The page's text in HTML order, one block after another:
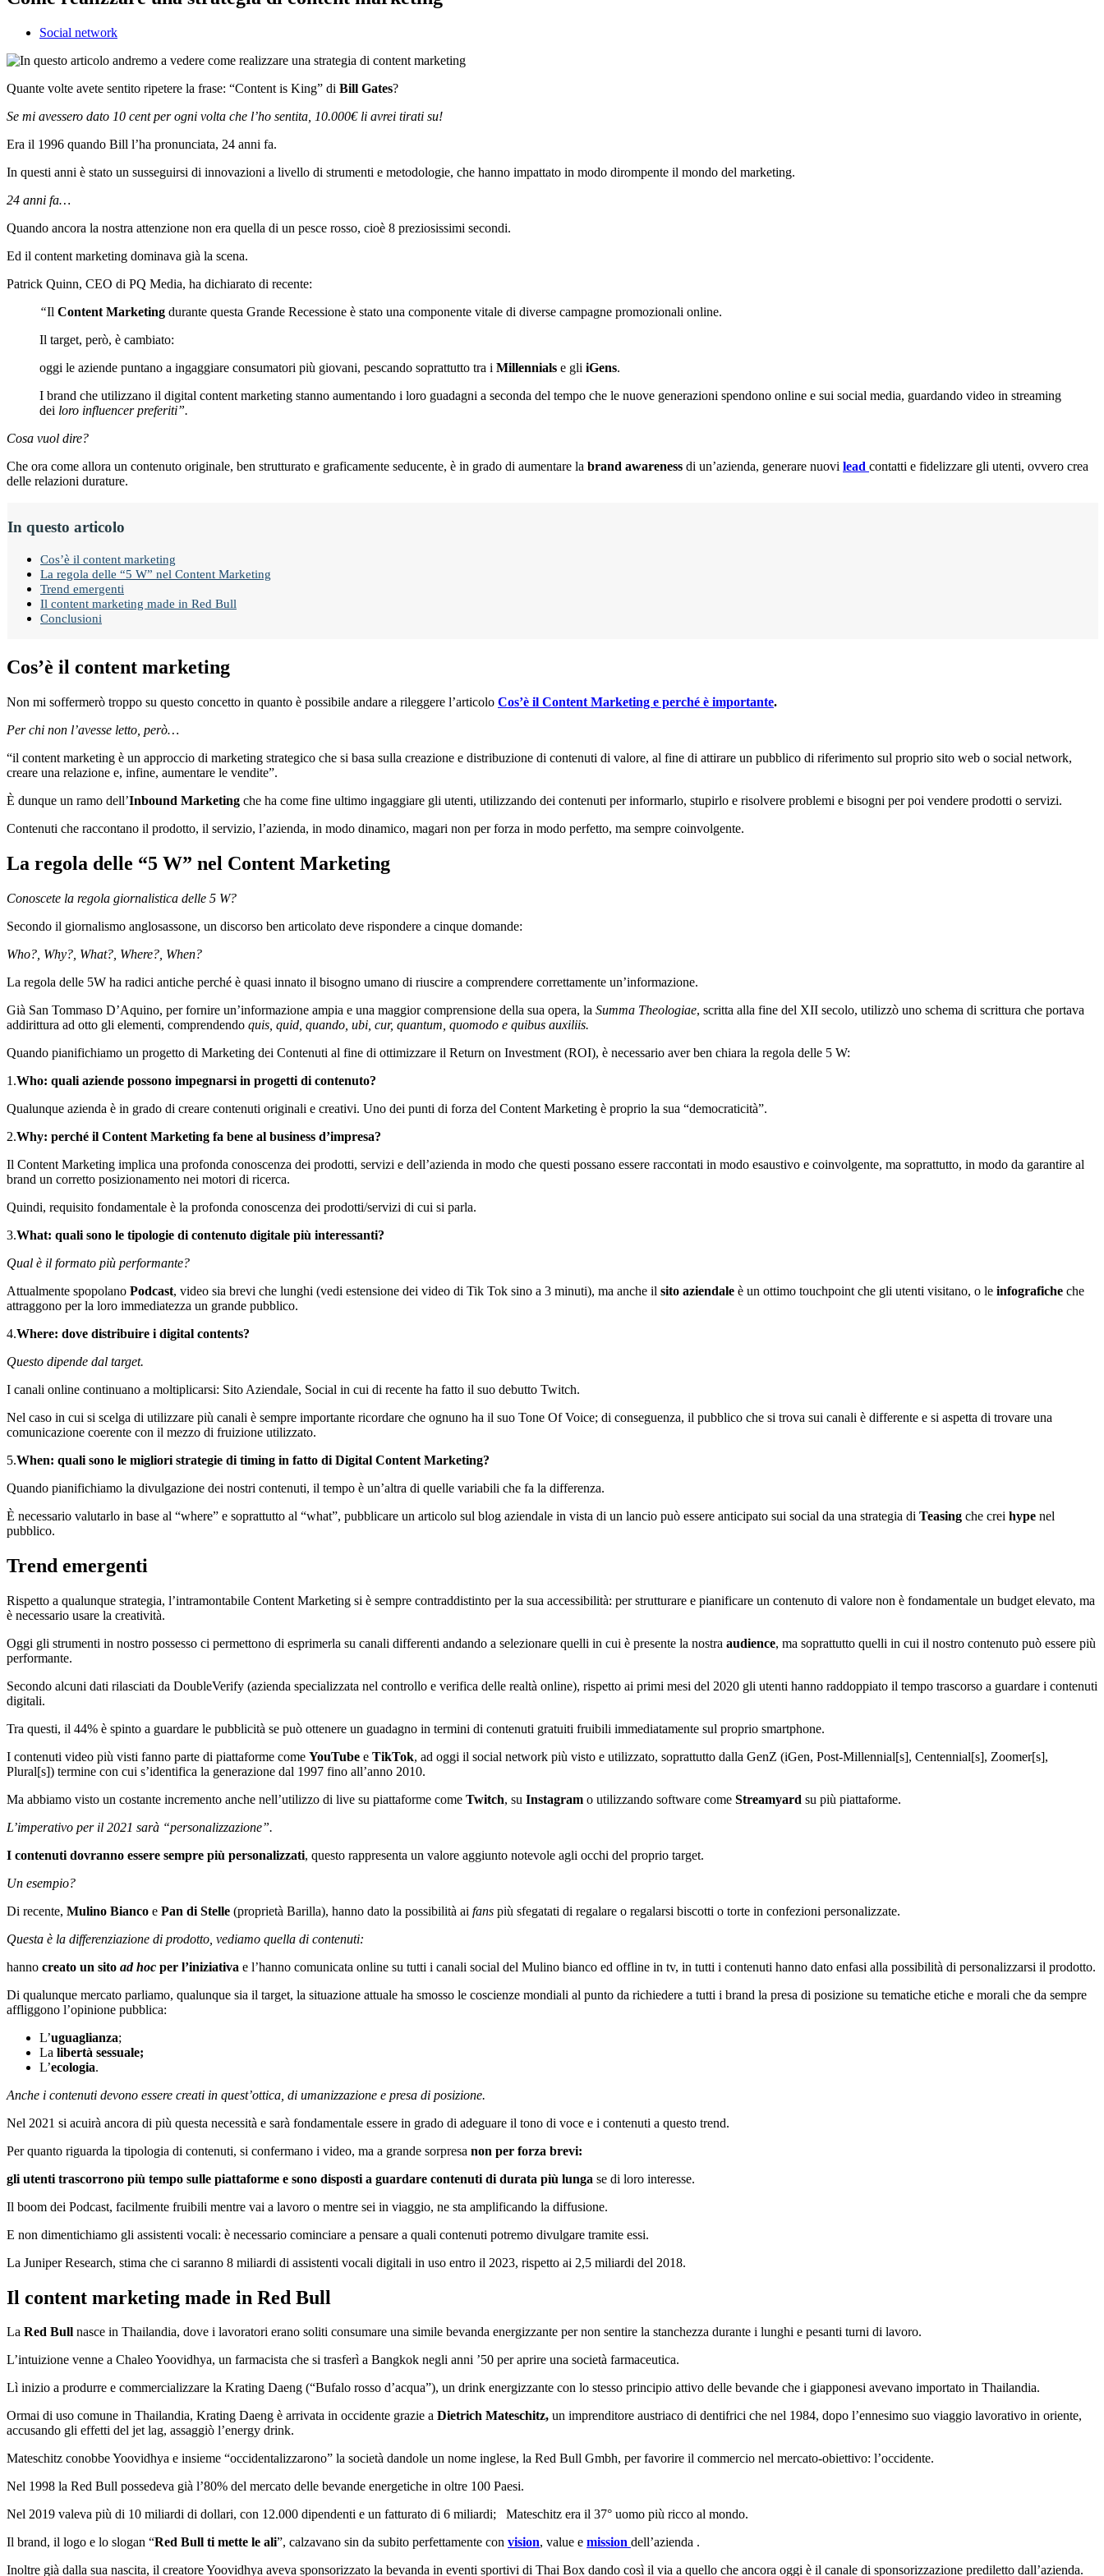
Social network
Quante volte avete sentito ripetere la frase: “Content is King” di Bill Gates?
Se mi avessero dato 10 cent per ogni volta che l’ho sentita, 10.000€ li avrei tirati su!
Era il 1996 quando Bill l’ha pronunciata, 24 anni fa.
In questi anni è stato un susseguirsi di innovazioni a livello di strumenti e metodologie, che hanno impattato in modo dirompente il mondo del marketing.
24 anni fa…
Quando ancora la nostra attenzione non era quella di un pesce rosso, cioè 8 preziosissimi secondi.
Ed il content marketing dominava già la scena.
Patrick Quinn, CEO di PQ Media, ha dichiarato di recente:
“Il Content Marketing durante questa Grande Recessione è stato una componente vitale di diverse campagne promozionali online.
Il target, però, è cambiato:
oggi le aziende puntano a ingaggiare consumatori più giovani, pescando soprattutto tra i Millennials e gli iGens.
I brand che utilizzano il digital content marketing stanno aumentando i loro guadagni a seconda del tempo che le nuove generazioni spendono online e sui social media, guardando video in streaming
dei loro influencer preferiti”.
Cosa vuol dire?
Che ora come allora un contenuto originale, ben strutturato e graficamente seducente, è in grado di aumentare la brand awareness di un’azienda, generare nuovi lead contatti e fidelizzare gli utenti, ovvero crea
delle relazioni durature.
In questo articolo
Cos’è il content marketing
La regola delle “5 W” nel Content Marketing
Trend emergenti
Il content marketing made in Red Bull
Conclusioni
Cos’è il content marketing
Non mi soffermerò troppo su questo concetto in quanto è possibile andare a rileggere l’articolo Cos’è il Content Marketing e perché è importante.
Per chi non l’avesse letto, però…
“il content marketing è un approccio di marketing strategico che si basa sulla creazione e distribuzione di contenuti di valore, al fine di attirare un pubblico di riferimento sul proprio sito web o social network,
creare una relazione e, infine, aumentare le vendite”.
È dunque un ramo dell’Inbound Marketing che ha come fine ultimo ingaggiare gli utenti, utilizzando dei contenuti per informarlo, stupirlo e risolvere problemi e bisogni per poi vendere prodotti o servizi.
Contenuti che raccontano il prodotto, il servizio, l’azienda, in modo dinamico, magari non per forza in modo perfetto, ma sempre coinvolgente.
La regola delle “5 W” nel Content Marketing
Conoscete la regola giornalistica delle 5 W?
Secondo il giornalismo anglosassone, un discorso ben articolato deve rispondere a cinque domande:
Who?, Why?, What?, Where?, When?
La regola delle 5W ha radici antiche perché è quasi innato il bisogno umano di riuscire a comprendere correttamente un’informazione.
Già San Tommaso D’Aquino, per fornire un’informazione ampia e una maggior comprensione della sua opera, la Summa Theologiae, scritta alla fine del XII secolo, utilizzò uno schema di scrittura che portava
addirittura ad otto gli elementi, comprendendo quis, quid, quando, ubi, cur, quantum, quomodo e quibus auxiliis.
Quando pianifichiamo un progetto di Marketing dei Contenuti al fine di ottimizzare il Return on Investment (ROI), è necessario aver ben chiara la regola delle 5 W:
1.Who: quali aziende possono impegnarsi in progetti di contenuto?
Qualunque azienda è in grado di creare contenuti originali e creativi. Uno dei punti di forza del Content Marketing è proprio la sua “democraticità”.
2.Why: perché il Content Marketing fa bene al business d’impresa?
Il Content Marketing implica una profonda conoscenza dei prodotti, servizi e dell’azienda in modo che questi possano essere raccontati in modo esaustivo e coinvolgente, ma soprattutto, in modo da garantire al
brand un corretto posizionamento nei motori di ricerca.
Quindi, requisito fondamentale è la profonda conoscenza dei prodotti/servizi di cui si parla.
3.What: quali sono le tipologie di contenuto digitale più interessanti?
Qual è il formato più performante?
Attualmente spopolano Podcast, video sia brevi che lunghi (vedi estensione dei video di Tik Tok sino a 3 minuti), ma anche il sito aziendale è un ottimo touchpoint che gli utenti visitano, o le infografiche che
attraggono per la loro immediatezza un grande pubblico.
4.Where: dove distribuire i digital contents?
Questo dipende dal target.
I canali online continuano a moltiplicarsi: Sito Aziendale, Social in cui di recente ha fatto il suo debutto Twitch.
Nel caso in cui si scelga di utilizzare più canali è sempre importante ricordare che ognuno ha il suo Tone Of Voice; di conseguenza, il pubblico che si trova sui canali è differente e si aspetta di trovare una
comunicazione coerente con il mezzo di fruizione utilizzato.
5.When: quali sono le migliori strategie di timing in fatto di Digital Content Marketing?
Quando pianifichiamo la divulgazione dei nostri contenuti, il tempo è un’altra di quelle variabili che fa la differenza.
È necessario valutarlo in base al “where” e soprattutto al “what”, pubblicare un articolo sul blog aziendale in vista di un lancio può essere anticipato sui social da una strategia di Teasing che crei hype nel
pubblico.
Trend emergenti
Rispetto a qualunque strategia, l’intramontabile Content Marketing si è sempre contraddistinto per la sua accessibilità: per strutturare e pianificare un contenuto di valore non è fondamentale un budget elevato, ma
è necessario usare la creatività.
Oggi gli strumenti in nostro possesso ci permettono di esprimerla su canali differenti andando a selezionare quelli in cui è presente la nostra audience, ma soprattutto quelli in cui il nostro contenuto può essere più
performante.
Secondo alcuni dati rilasciati da DoubleVerify (azienda specializzata nel controllo e verifica delle realtà online), rispetto ai primi mesi del 2020 gli utenti hanno raddoppiato il tempo trascorso a guardare i contenuti
digitali.
Tra questi, il 44% è spinto a guardare le pubblicità se può ottenere un guadagno in termini di contenuti gratuiti fruibili immediatamente sul proprio smartphone.
I contenuti video più visti fanno parte di piattaforme come YouTube e TikTok, ad oggi il social network più visto e utilizzato, soprattutto dalla GenZ (iGen, Post-Millennial[s], Centennial[s], Zoomer[s],
Plural[s]) termine con cui s’identifica la generazione dal 1997 fino all’anno 2010.
Ma abbiamo visto un costante incremento anche nell’utilizzo di live su piattaforme come Twitch, su Instagram o utilizzando software come Streamyard su più piattaforme.
L’imperativo per il 2021 sarà “personalizzazione”.
I contenuti dovranno essere sempre più personalizzati, questo rappresenta un valore aggiunto notevole agli occhi del proprio target.
Un esempio?
Di recente, Mulino Bianco e Pan di Stelle (proprietà Barilla), hanno dato la possibilità ai fans più sfegatati di regalare o regalarsi biscotti o torte in confezioni personalizzate.
Questa è la differenziazione di prodotto, vediamo quella di contenuti:
hanno creato un sito ad hoc per l’iniziativa e l’hanno comunicata online su tutti i canali social del Mulino bianco ed offline in tv, in tutti i contenuti hanno dato enfasi alla possibilità di personalizzarsi il prodotto.
Di qualunque mercato parliamo, qualunque sia il target, la situazione attuale ha smosso le coscienze mondiali al punto da richiedere a tutti i brand la presa di posizione su tematiche etiche e morali che da sempre
affliggono l’opinione pubblica:
L’uguaglianza;
La libertà sessuale;
L’ecologia.
Anche i contenuti devono essere creati in quest’ottica, di umanizzazione e presa di posizione.
Nel 2021 si acuirà ancora di più questa necessità e sarà fondamentale essere in grado di adeguare il tono di voce e i contenuti a questo trend.
Per quanto riguarda la tipologia di contenuti, si confermano i video, ma a grande sorpresa non per forza brevi:
gli utenti trascorrono più tempo sulle piattaforme e sono disposti a guardare contenuti di durata più lunga se di loro interesse.
Il boom dei Podcast, facilmente fruibili mentre vai a lavoro o mentre sei in viaggio, ne sta amplificando la diffusione.
E non dimentichiamo gli assistenti vocali: è necessario cominciare a pensare a quali contenuti potremo divulgare tramite essi.
La Juniper Research, stima che ci saranno 8 miliardi di assistenti vocali digitali in uso entro il 2023, rispetto ai 2,5 miliardi del 2018.
Il content marketing made in Red Bull
La Red Bull nasce in Thailandia, dove i lavoratori erano soliti consumare una simile bevanda energizzante per non sentire la stanchezza durante i lunghi e pesanti turni di lavoro.
L’intuizione venne a Chaleo Yoovidhya, un farmacista che si trasferì a Bangkok negli anni ’50 per aprire una società farmaceutica.
Lì inizio a produrre e commercializzare la Krating Daeng (“Bufalo rosso d’acqua”), un drink energizzante con lo stesso principio attivo delle bevande che i giapponesi avevano importato in Thailandia.
Ormai di uso comune in Thailandia, Krating Daeng è arrivata in occidente grazie a Dietrich Mateschitz, un imprenditore austriaco di dentifrici che nel 1984, dopo l’ennesimo suo viaggio lavorativo in oriente,
accusando gli effetti del jet lag, assaggiò l’energy drink.
Mateschitz conobbe Yoovidhya e insieme “occidentalizzarono” la società dandole un nome inglese, la Red Bull Gmbh, per favorire il commercio nel mercato-obiettivo: l’occidente.
Nel 1998 la Red Bull possedeva già l’80% del mercato delle bevande energetiche in oltre 100 Paesi.
Nel 2019 valeva più di 10 miliardi di dollari, con 12.000 dipendenti e un fatturato di 6 miliardi; Mateschitz era il 37° uomo più ricco al mondo.
Il brand, il logo e lo slogan “Red Bull ti mette le ali”, calzavano sin da subito perfettamente con vision, value e mission dell’azienda .
Inoltre già dalla sua nascita, il creatore Yoovidhya aveva sponsorizzato la bevanda in eventi sportivi di Thai Box dando così il via a quello che ancora oggi è il canale di sponsorizzazione prediletto dall’azienda.